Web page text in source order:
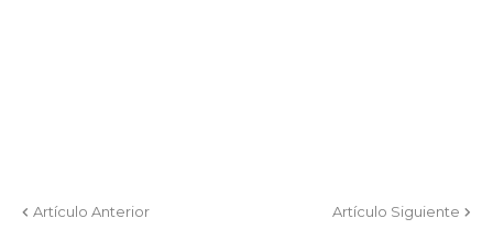
Artículo Anterior Artículo Siguiente